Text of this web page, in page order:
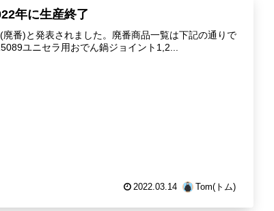
年に生産終了
番)と発表されました。廃番商品一覧は下記の通りで
ユニセラ用おでん鍋ジョイント1,2...
2022.03.14 Tom(トム)